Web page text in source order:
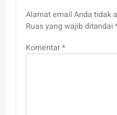
Alamat email Anda tidak
Ruas yang wajib ditandai
Komentar*